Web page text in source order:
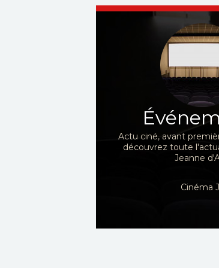
Actu ciné, avant
découvrez toute
Jeanne
Cinéma